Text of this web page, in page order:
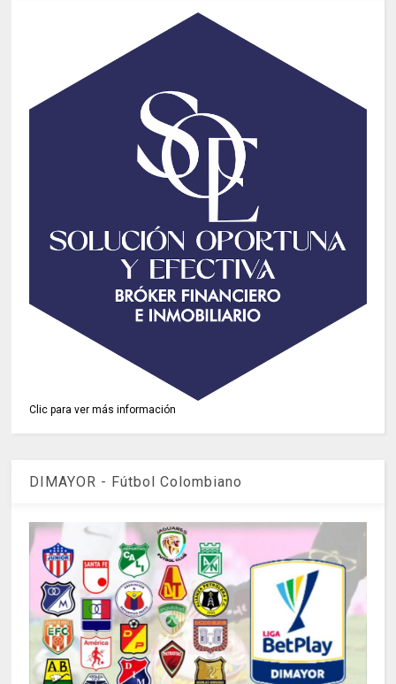
Clic para ver más información
DIMAYOR - Fútbol Colombiano